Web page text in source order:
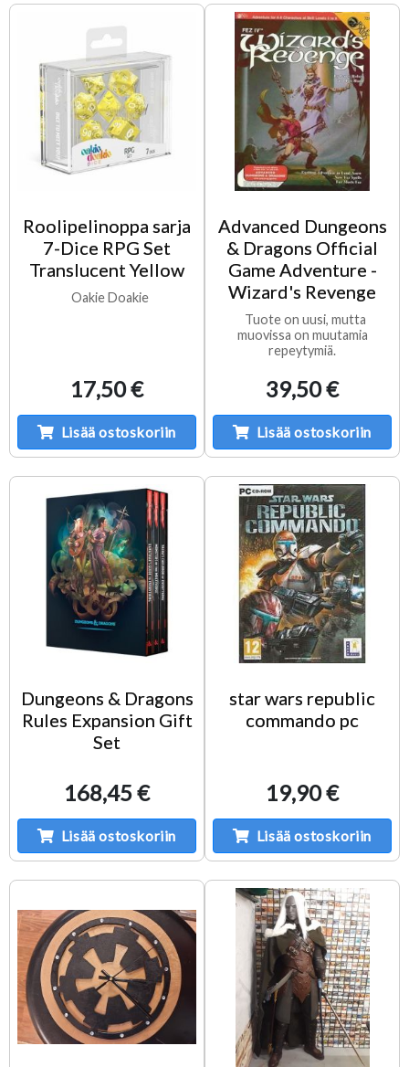
Roolipelinoppa sarja
7-Dice RPG Set
Translucent Yellow
Oakie Doakie
17,50 €
Lisää ostoskoriin
Advanced Dungeons
& Dragons Official
Game Adventure -
Wizard's Revenge
Tuote on uusi, mutta
muovissa on muutamia
repeytymiä.
39,50 €
Lisää ostoskoriin
Dungeons & Dragons
Rules Expansion Gift
Set
168,45 €
Lisää ostoskoriin
star wars republic
commando pc
19,90 €
Lisää ostoskoriin